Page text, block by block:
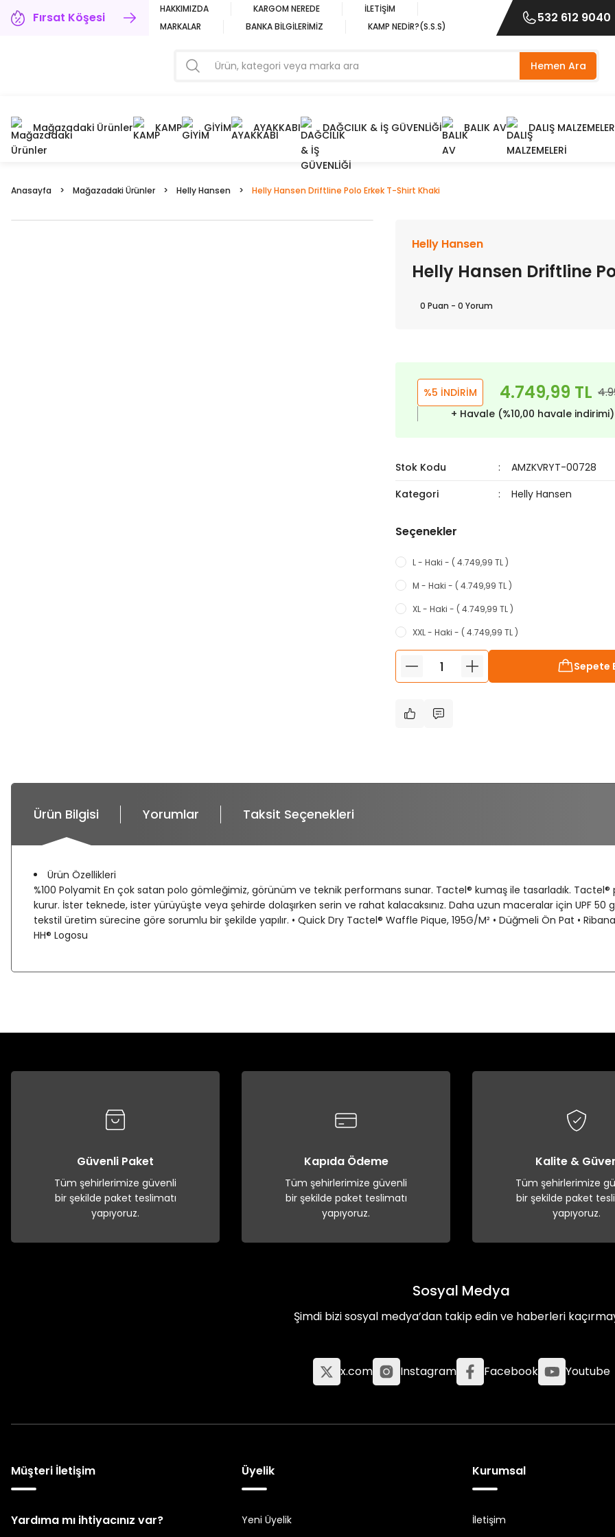
Fırsat Köşesi
HAKKIMIZDA KARGOM NEREDE
İLETİŞİM
MARKALAR
BANKA BİLGİLERİMİZ KAMP NEDİR?(S.S.S)
532 612 9040
Hemen Ara
Mağazadaki Ürünler KAMP GİYİM AYAKKABI DAĞCILIK & İŞ GÜVENLİĞİ BALIK AV DALIŞ
Anasayfa Mağazadaki Ürünler Helly Hansen Helly Hansen Driftline Polo Erkek T-Shirt Khaki
Helly Hansen
Helly Hansen Driftline
0 Puan - 0 Yorum
%5 İNDİRİM 4.749,99 TL
+ Havale (%10,00 havale indirimi)
Stok Kodu
AMZKVRYT-00728
Kategori
Helly Hansen
Seçenekler
L - Haki - ( 4.749,99 TL )
M - Haki - ( 4.749,99 TL )
XL - Haki - ( 4.749,99 TL )
XXL - Haki - ( 4.749,99 TL )
Sepete
Ürün Bilgisi Yorumlar Taksit Seçenekleri
Ürün Özellikleri
%100 Polyamit En çok satan polo gömleğimiz, görünüm ve teknik performans sunar. Tactel® kumaş ile tasarladık.
kurur. İster teknede, ister yürüyüşte veya şehirde dolaşırken serin ve rahat kalacaksınız. Daha uzun maceralar için UPF 50
tekstil üretim sürecine göre sorumlu bir şekilde yapılır. • Quick Dry Tactel® Waffle Pique, 195G/M² • Düğmeli Ön Pat •
HH® Logosu
Güvenli Paket
Tüm şehirlerimize güvenli
bir şekilde paket teslimatı
yapıyoruz.
Kapıda Ödeme
Tüm şehirlerimize güvenli
bir şekilde paket teslimatı
yapıyoruz.
Kalite &
Tüm şehirlerimize
bir şekilde paket
yapıyoruz.
Sosyal Medya
Şimdi bizi sosyal medya’dan takip edin ve haberleri
x.com Instagram Facebook Youtube
Müşteri İletişim
Yardıma mı ihtiyacınız var?
Üyelik
Yeni Üyelik
Kurumsal
İletişim